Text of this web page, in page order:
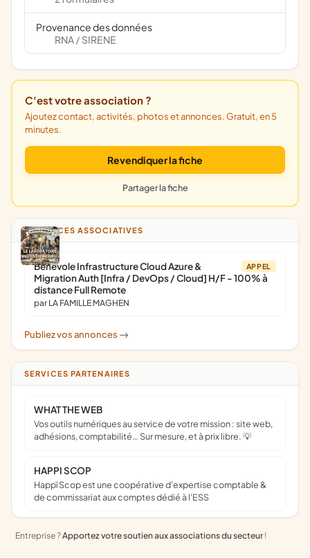
Provenance des données
RNA / SIRENE
C'est votre association ?
Ajoutez contact, activités, photos et annonces. Gratuit, en 5
minutes.
Revendiquer la fiche
Partager la fiche
ANNONCES ASSOCIATIVES
APPEL
Bénévole Infrastructure Cloud Azure &
Migration Auth [Infra / DevOps / Cloud] H/F - 100% à
distance Full Remote
par LA FAMILLE MAGHEN
Publiez vos annonces ->
SERVICES PARTENAIRES
WHAT THE WEB
Vos outils numériques au service de votre mission : site web,
adhésions, comptabilité… Sur mesure, et à prix libre. 💡
HAPPI SCOP
Happï Scop est une coopérative d’expertise comptable &
de commissariat aux comptes dédié à l'ESS
Entreprise ?Apportez votre soutien aux associations du secteur !